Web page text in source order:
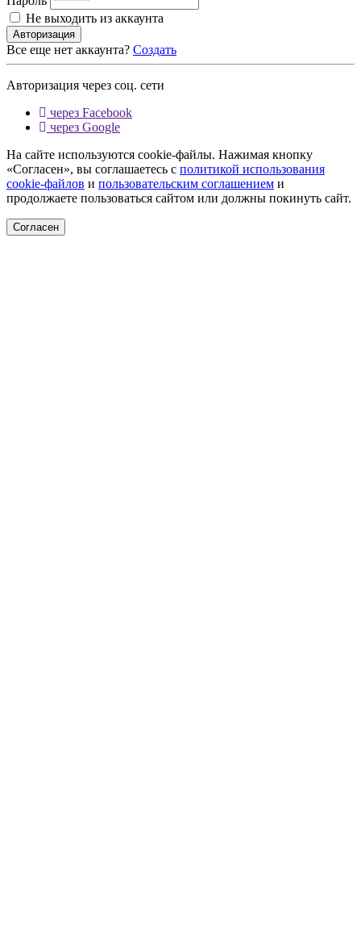
Не выходить из аккаунта
Авторизация
Все еще нет аккаунта? Создать
Авторизация через соц. сети
через Facebook
через Google
На сайте используются cookie-файлы. Нажимая кнопку
«Согласен», вы соглашаетесь с политикой использования
cookie-файлов и пользовательским соглашением и
продолжаете пользоваться сайтом или должны покинуть сайт.
Согласен